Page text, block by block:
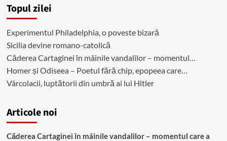
Topul zilei
Experimentul Philadelphia, o poveste bizară
Sicilia devine romano-catolică
Căderea Cartaginei în mâinile vandalilor – momentul…
Homer și Odiseea – Poetul fără chip, epopeea care…
Vârcolacii, luptătorii din umbră ai lui Hitler
Articole noi
Căderea Cartaginei în mâinile vandalilor – momentul care a